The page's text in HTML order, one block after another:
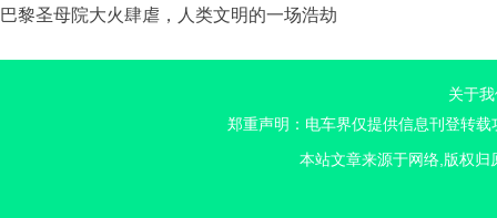
巴黎圣母院大火肆虐，人类文明的一场浩劫
关于
郑重声明：电车界仅提供信息刊登转
本站文章来源于网络,版权